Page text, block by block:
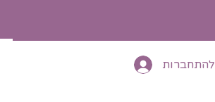
להתחברות